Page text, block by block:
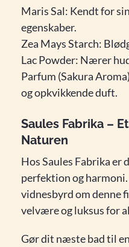
Maris Sal: Kendt for
egenskaber.
Zea Mays Starch:
Lac Powder: Nærer
Parfum (Sakura
og opkvikkende duft.
Saules Fabrika –
Naturen
Hos Saules Fabrika er
perfektion og
vidnesbyrd om denne
velvære og luksus for
Gør dit næste bad til